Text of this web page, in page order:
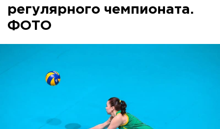
регулярного чемпионата.
ФОТО